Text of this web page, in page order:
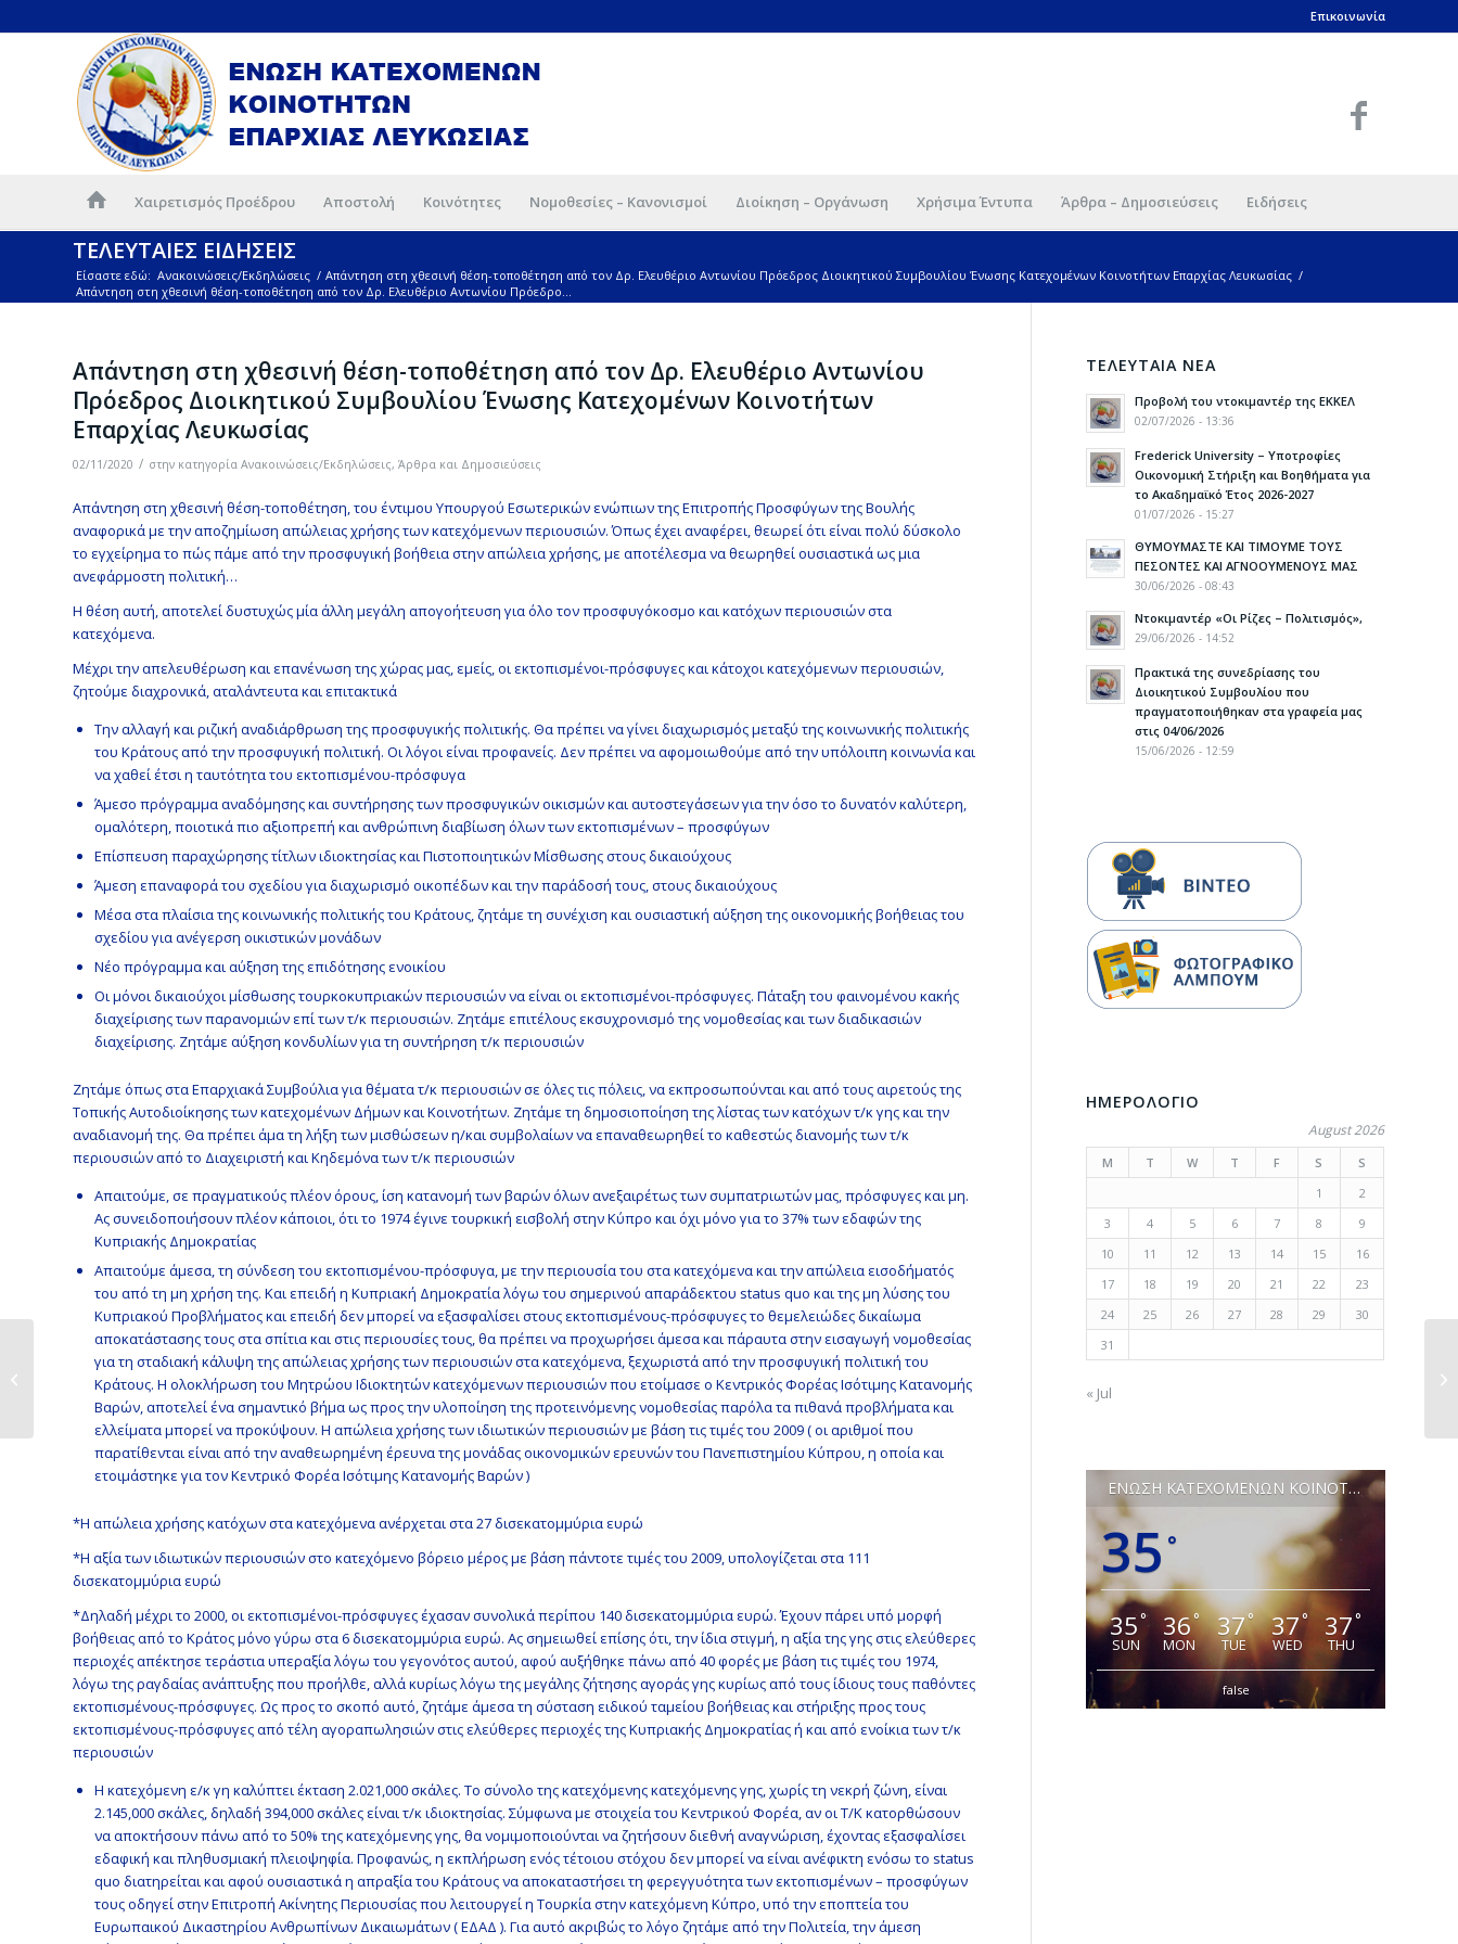
Επικοινωνία
Χαιρετισμός Προέδρου Αποστολή Κοινότητες Νομοθεσίες – Κανονισμοί Διοίκηση – Οργάνωση Χρήσιμα Έντυπα Άρθρα – Δημοσιεύσεις Ειδήσεις
ΤΕΛΕΥΤΑΙΕΣ ΕΙΔΗΣΕΙΣ
Είσαστε εδώ: Ανακοινώσεις/Εκδηλώσεις / Απάντηση στη χθεσινή θέση-τοποθέτηση από τον Δρ. Ελευθέριο Αντωνίου Πρόεδρος Διοικητικού Συμβουλίου Ένωσης Κατεχομένων Κοινοτήτων Επαρχίας Λευκωσίας /
Απάντηση στη χθεσινή θέση-τοποθέτηση από τον Δρ. Ελευθέριο Αντωνίου Πρόεδρο...
Απάντηση στη χθεσινή θέση-τοποθέτηση από τον Δρ. Ελευθέριο Αντωνίου
Πρόεδρος Διοικητικού Συμβουλίου Ένωσης Κατεχομένων Κοινοτήτων
Επαρχίας Λευκωσίας
02/11/2020 / στην κατηγορία Ανακοινώσεις/Εκδηλώσεις, Άρθρα και Δημοσιεύσεις
Απάντηση στη χθεσινή θέση-τοποθέτηση, του έντιμου Υπουργού Εσωτερικών ενώπιων της Επιτροπής Προσφύγων της Βουλής
αναφορικά με την αποζημίωση απώλειας χρήσης των κατεχόμενων περιουσιών. Όπως έχει αναφέρει, θεωρεί ότι είναι πολύ δύσκολο
το εγχείρημα το πώς πάμε από την προσφυγική βοήθεια στην απώλεια χρήσης, με αποτέλεσμα να θεωρηθεί ουσιαστικά ως μια
ανεφάρμοστη πολιτική…
Η θέση αυτή, αποτελεί δυστυχώς μία άλλη μεγάλη απογοήτευση για όλο τον προσφυγόκοσμο και κατόχων περιουσιών στα
κατεχόμενα.
Μέχρι την απελευθέρωση και επανένωση της χώρας μας, εμείς, οι εκτοπισμένοι-πρόσφυγες και κάτοχοι κατεχόμενων περιουσιών,
ζητούμε διαχρονικά, αταλάντευτα και επιτακτικά
Την αλλαγή και ριζική αναδιάρθρωση της προσφυγικής πολιτικής. Θα πρέπει να γίνει διαχωρισμός μεταξύ της κοινωνικής πολιτικής
του Κράτους από την προσφυγική πολιτική. Οι λόγοι είναι προφανείς. Δεν πρέπει να αφομοιωθούμε από την υπόλοιπη κοινωνία και
να χαθεί έτσι η ταυτότητα του εκτοπισμένου-πρόσφυγα
Άμεσο πρόγραμμα αναδόμησης και συντήρησης των προσφυγικών οικισμών και αυτοστεγάσεων για την όσο το δυνατόν καλύτερη,
ομαλότερη, ποιοτικά πιο αξιοπρεπή και ανθρώπινη διαβίωση όλων των εκτοπισμένων – προσφύγων
Επίσπευση παραχώρησης τίτλων ιδιοκτησίας και Πιστοποιητικών Μίσθωσης στους δικαιούχους
Άμεση επαναφορά του σχεδίου για διαχωρισμό οικοπέδων και την παράδοσή τους, στους δικαιούχους
Μέσα στα πλαίσια της κοινωνικής πολιτικής του Κράτους, ζητάμε τη συνέχιση και ουσιαστική αύξηση της οικονομικής βοήθειας του
σχεδίου για ανέγερση οικιστικών μονάδων
Νέο πρόγραμμα και αύξηση της επιδότησης ενοικίου
Οι μόνοι δικαιούχοι μίσθωσης τουρκοκυπριακών περιουσιών να είναι οι εκτοπισμένοι-πρόσφυγες. Πάταξη του φαινομένου κακής
διαχείρισης των παρανομιών επί των τ/κ περιουσιών. Ζητάμε επιτέλους εκσυχρονισμό της νομοθεσίας και των διαδικασιών
διαχείρισης. Ζητάμε αύξηση κονδυλίων για τη συντήρηση τ/κ περιουσιών
Ζητάμε όπως στα Επαρχιακά Συμβούλια για θέματα τ/κ περιουσιών σε όλες τις πόλεις, να εκπροσωπούνται και από τους αιρετούς της
Τοπικής Αυτοδιοίκησης των κατεχομένων Δήμων και Κοινοτήτων. Ζητάμε τη δημοσιοποίηση της λίστας των κατόχων τ/κ γης και την
αναδιανομή της. Θα πρέπει άμα τη λήξη των μισθώσεων η/και συμβολαίων να επαναθεωρηθεί το καθεστώς διανομής των τ/κ
περιουσιών από το Διαχειριστή και Κηδεμόνα των τ/κ περιουσιών
Απαιτούμε, σε πραγματικούς πλέον όρους, ίση κατανομή των βαρών όλων ανεξαιρέτως των συμπατριωτών μας, πρόσφυγες και μη.
Ας συνειδοποιήσουν πλέον κάποιοι, ότι το 1974 έγινε τουρκική εισβολή στην Κύπρο και όχι μόνο για το 37% των εδαφών της
Κυπριακής Δημοκρατίας
Απαιτούμε άμεσα, τη σύνδεση του εκτοπισμένου-πρόσφυγα, με την περιουσία του στα κατεχόμενα και την απώλεια εισοδήματός
του από τη μη χρήση της. Και επειδή η Κυπριακή Δημοκρατία λόγω του σημερινού απαράδεκτου status quo και της μη λύσης του
Κυπριακού Προβλήματος και επειδή δεν μπορεί να εξασφαλίσει στους εκτοπισμένους-πρόσφυγες το θεμελειώδες δικαίωμα
αποκατάστασης τους στα σπίτια και στις περιουσίες τους, θα πρέπει να προχωρήσει άμεσα και πάραυτα στην εισαγωγή νομοθεσίας
για τη σταδιακή κάλυψη της απώλειας χρήσης των περιουσιών στα κατεχόμενα, ξεχωριστά από την προσφυγική πολιτική του
Κράτους. Η ολοκλήρωση του Μητρώου Ιδιοκτητών κατεχόμενων περιουσιών που ετοίμασε ο Κεντρικός Φορέας Ισότιμης Κατανομής
Βαρών, αποτελεί ένα σημαντικό βήμα ως προς την υλοποίηση της προτεινόμενης νομοθεσίας παρόλα τα πιθανά προβλήματα και
ελλείματα μπορεί να προκύψουν. Η απώλεια χρήσης των ιδιωτικών περιουσιών με βάση τις τιμές του 2009 ( οι αριθμοί που
παρατίθενται είναι από την αναθεωρημένη έρευνα της μονάδας οικονομικών ερευνών του Πανεπιστημίου Κύπρου, η οποία και
ετοιμάστηκε για τον Κεντρικό Φορέα Ισότιμης Κατανομής Βαρών )
*Η απώλεια χρήσης κατόχων στα κατεχόμενα ανέρχεται στα 27 δισεκατομμύρια ευρώ
*Η αξία των ιδιωτικών περιουσιών στο κατεχόμενο βόρειο μέρος με βάση πάντοτε τιμές του 2009, υπολογίζεται στα 111
δισεκατομμύρια ευρώ
*Δηλαδή μέχρι το 2000, οι εκτοπισμένοι-πρόσφυγες έχασαν συνολικά περίπου 140 δισεκατομμύρια ευρώ. Έχουν πάρει υπό μορφή
βοήθειας από το Κράτος μόνο γύρω στα 6 δισεκατομμύρια ευρώ. Ας σημειωθεί επίσης ότι, την ίδια στιγμή, η αξία της γης στις ελεύθερες
περιοχές απέκτησε τεράστια υπεραξία λόγω του γεγονότος αυτού, αφού αυξήθηκε πάνω από 40 φορές με βάση τις τιμές του 1974,
λόγω της ραγδαίας ανάπτυξης που προήλθε, αλλά κυρίως λόγω της μεγάλης ζήτησης αγοράς γης κυρίως από τους ίδιους τους παθόντες
εκτοπισμένους-πρόσφυγες. Ως προς το σκοπό αυτό, ζητάμε άμεσα τη σύσταση ειδικού ταμείου βοήθειας και στήριξης προς τους
εκτοπισμένους-πρόσφυγες από τέλη αγοραπωλησιών στις ελεύθερες περιοχές της Κυπριακής Δημοκρατίας ή και από ενοίκια των τ/κ
περιουσιών
Η κατεχόμενη ε/κ γη καλύπτει έκταση 2.021,000 σκάλες. Το σύνολο της κατεχόμενης κατεχόμενης γης, χωρίς τη νεκρή ζώνη, είναι
2.145,000 σκάλες, δηλαδή 394,000 σκάλες είναι τ/κ ιδιοκτησίας. Σύμφωνα με στοιχεία του Κεντρικού Φορέα, αν οι Τ/Κ κατορθώσουν
να αποκτήσουν πάνω από το 50% της κατεχόμενης γης, θα νομιμοποιούνται να ζητήσουν διεθνή αναγνώριση, έχοντας εξασφαλίσει
εδαφική και πληθυσμιακή πλειοψηφία. Προφανώς, η εκπλήρωση ενός τέτοιου στόχου δεν μπορεί να είναι ανέφικτη ενόσω το status
quo διατηρείται και αφού ουσιαστικά η απραξία του Κράτους να αποκαταστήσει τη φερεγγυότητα των εκτοπισμένων – προσφύγων
τους οδηγεί στην Επιτροπή Ακίνητης Περιουσίας που λειτουργεί η Τουρκία στην κατεχόμενη Κύπρο, υπό την εποπτεία του
Ευρωπαικού Δικαστηρίου Ανθρωπίνων Δικαιωμάτων ( ΕΔΑΔ ). Για αυτό ακριβώς το λόγο ζητάμε από την Πολιτεία, την άμεση
ΤΕΛΕΥΤΑΙΑ ΝΕΑ
Προβολή του ντοκιμαντέρ της ΕΚΚΕΛ
02/07/2026 - 13:36
Frederick University – Υποτροφίες
Οικονομική Στήριξη και Βοηθήματα για
το Ακαδημαϊκό Έτος 2026-2027
01/07/2026 - 15:27
ΘΥΜΟΥΜΑΣΤΕ ΚΑΙ ΤΙΜΟΥΜΕ ΤΟΥΣ
ΠΕΣΟΝΤΕΣ ΚΑΙ ΑΓΝΟΟΥΜΕΝΟΥΣ ΜΑΣ
30/06/2026 - 08:43
Ντοκιμαντέρ «Οι Ρίζες – Πολιτισμός»,
29/06/2026 - 14:52
Πρακτικά της συνεδρίασης του
Διοικητικού Συμβουλίου που
πραγματοποιήθηκαν στα γραφεία μας
στις 04/06/2026
15/06/2026 - 12:59
ΗΜΕΡΟΛΟΓΙΟ
August 2026
M T W T F S
S
1
2
3
4 5 6 7 8
9
10
11 12 13 14 15
16
17
18 19 20 21 22
23
24
25 26 27 28 29
30
31
« Jul
ΕΝΩΣΗ ΚΑΤΕΧΟΜΕΝΩΝ ΚΟΙΝΟΤΗΤΩΝ ΛΕΥΚΩΣΙΑΣ
35 °
35°
SUN
36°
MON
37°
TUE
37°
WED
37°
THU
false
Αποκαλυπτήρια
Μνημείου Πεσόντων
και Αγνοουμένων...